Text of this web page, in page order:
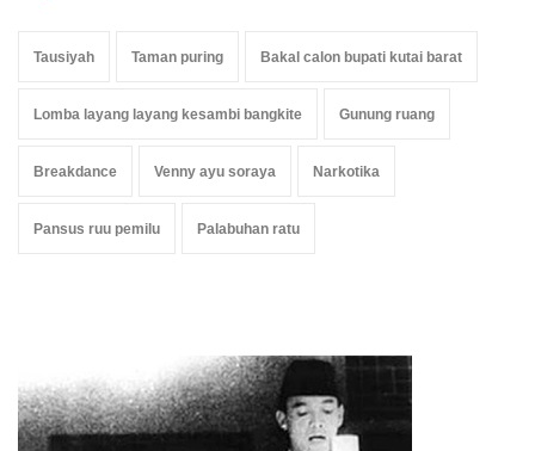
Tausiyah Taman puring Bakal calon bupati kutai barat
Lomba layang layang kesambi bangkite Gunung ruang
Breakdance Venny ayu soraya Narkotika
Pansus ruu pemilu Palabuhan ratu